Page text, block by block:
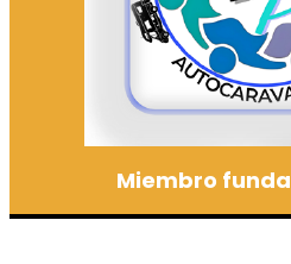
Miembro